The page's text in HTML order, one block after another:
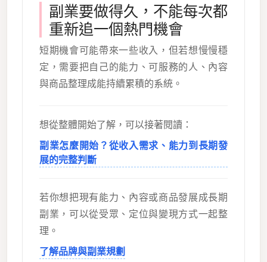
副業要做得久，不能每次都
重新追一個熱門機會
短期機會可能帶來一些收入，但若想慢慢穩
定，需要把自己的能力、可服務的人、內容
與商品整理成能持續累積的系統。
想從整體開始了解，可以接著閱讀：
副業怎麼開始？從收入需求、能力到長期發
展的完整判斷
若你想把現有能力、內容或商品發展成長期
副業，可以從受眾、定位與變現方式一起整
理。
了解品牌與副業規劃